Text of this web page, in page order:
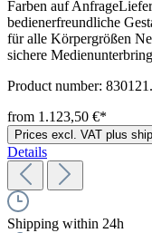
Farben auf
bedienerfreundliche
für alle Körpergrößen
sichere
Product number:
from 1.123,50 €*
Prices excl. VAT plus
Details
Shipping within 24h